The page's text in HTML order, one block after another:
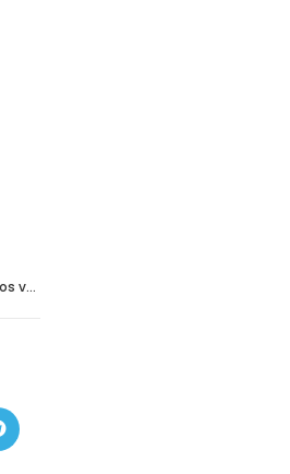
GMed KF-65K Beszélő felkaros vérnyomásmérő háttérvilágítással